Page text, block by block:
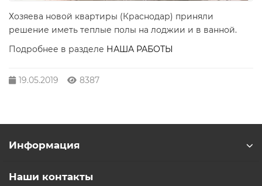
Хозяева новой квартиры (Краснодар) приняли
решение иметь теплые полы на лоджии и в ванной.
Подробнее в разделе НАША РАБОТЫ
19.05.2019 8387
Информация
Наши контакты